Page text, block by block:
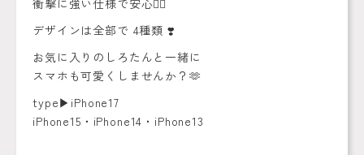
デザインは全部で 4種類 ❣️
お気に入りのしろたんと一緒に
スマホも可愛くしませんか？🫶
type▶︎iPhone17
iPhone15・iPhone14・iPhone13